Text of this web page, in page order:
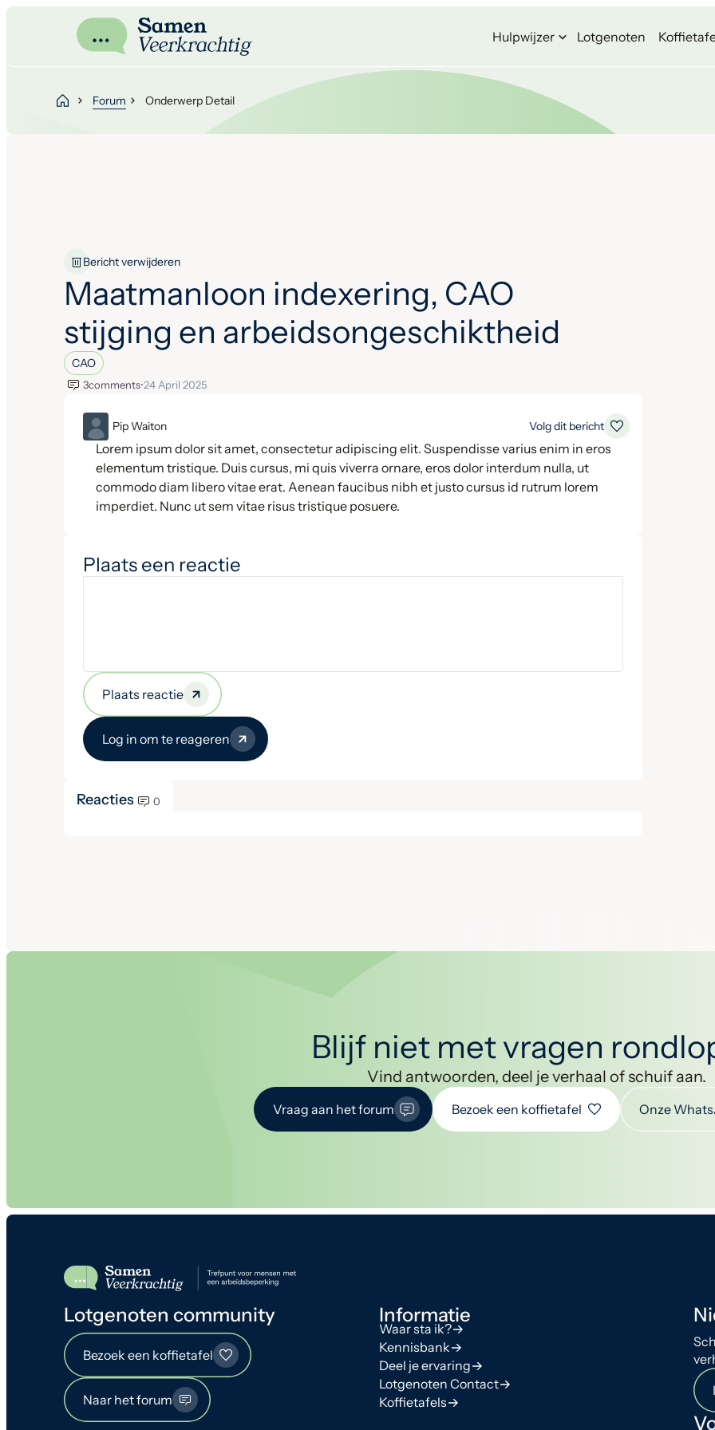
Hulpwijzer Lotgenoten
Forum Onderwerp Detail
Bericht verwijderen
Maatmanloon indexering, CAO
stijging en arbeidsongeschiktheid
CAO
3comments•24 April 2025
ML Pip Waiton Volg dit bericht
Lorem ipsum dolor sit amet, consectetur adipiscing elit. Suspendisse varius enim in eros
elementum tristique. Duis cursus, mi quis viverra ornare, eros dolor interdum nulla, ut
commodo diam libero vitae erat. Aenean faucibus nibh et justo cursus id rutrum lorem
imperdiet. Nunc ut sem vitae risus tristique posuere.
Plaats een reactie
Plaats reactie
Log in om te reageren
Reacties 0
Blijf niet met vragen
Vind antwoorden, deel je verhaal of schuif aan.
Vraag aan het forum Bezoek een koffietafel Onze
Lotgenoten community
Bezoek een koffietafel
Naar het forum
Informatie
Waar sta ik?
Kennisbank
Deel je ervaring
Lotgenoten Contact
Koffietafels